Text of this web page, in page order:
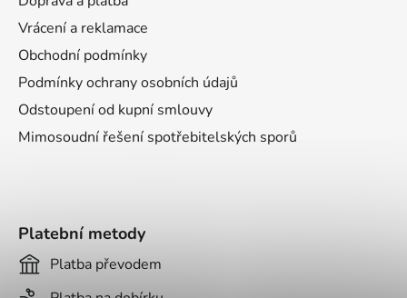
Vrácení a reklamace
Obchodní podmínky
Podmínky ochrany osobních údajů
Odstoupení od kupní smlouvy
Mimosoudní řešení spotřebitelských sporů
Platební metody
Platba převodem